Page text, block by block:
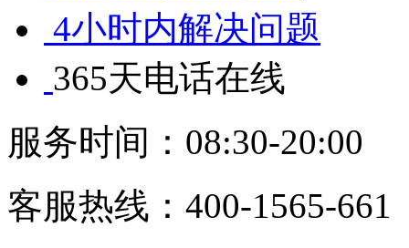
4小时内解决问题
365天电话在线
服务时间：08:30-20:00
客服热线： 400-1565-661